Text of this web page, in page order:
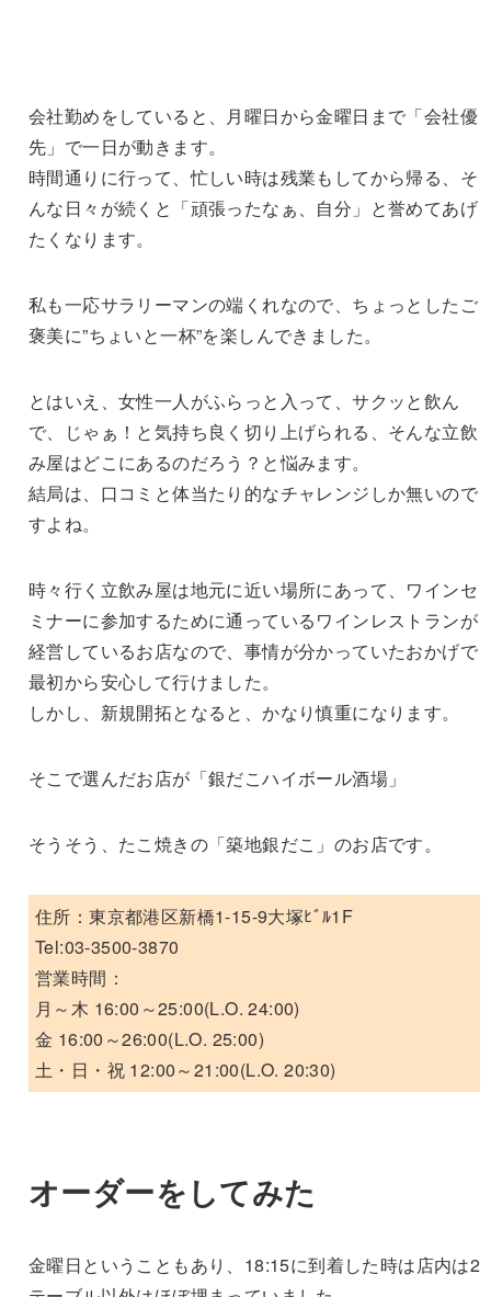
会社勤めをしていると、月曜日から金曜日まで「会社優
先」で一日が動きます。
時間通りに行って、忙しい時は残業もしてから帰る、そ
んな日々が続くと「頑張ったなぁ、自分」と誉めてあげ
たくなります。
私も一応サラリーマンの端くれなので、ちょっとしたご
褒美に”ちょいと一杯”を楽しんできました。
とはいえ、女性一人がふらっと入って、サクッと飲ん
で、じゃぁ！と気持ち良く切り上げられる、そんな立飲
み屋はどこにあるのだろう？と悩みます。
結局は、口コミと体当たり的なチャレンジしか無いので
すよね。
時々行く立飲み屋は地元に近い場所にあって、ワインセ
ミナーに参加するために通っているワインレストランが
経営しているお店なので、事情が分かっていたおかげで
最初から安心して行けました。
しかし、新規開拓となると、かなり慎重になります。
そこで選んだお店が「銀だこハイボール酒場」
そうそう、たこ焼きの「築地銀だこ」のお店です。
住所：東京都港区新橋1-15-9大塚ﾋﾞﾙ1F
Tel:03-3500-3870
営業時間：
月～木 16:00～25:00(L.O. 24:00)
金 16:00～26:00(L.O. 25:00)
土・日・祝 12:00～21:00(L.O. 20:30)
オーダーをしてみた
金曜日ということもあり、18:15に到着した時は店内は2